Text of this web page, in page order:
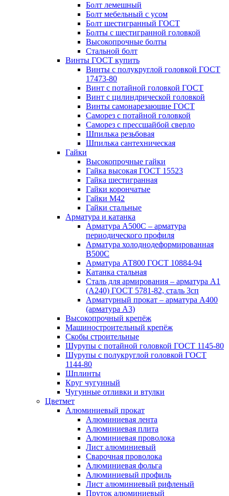
Болт лемешный
Болт мебельный с усом
Болт шестигранный ГОСТ
Болты с шестигранной головкой
Высокопрочные болты
Стальной болт
Винты ГОСТ купить
Винты с полукруглой головкой ГОСТ
17473-80
Винт с потайной головкой ГОСТ
Винт с цилиндрической головкой
Винты самонарезающие ГОСТ
Саморез с потайной головкой
Саморез с прессшайбой сверло
Шпилька резьбовая
Шпилька сантехническая
Гайки
Высокопрочные гайки
Гайка высокая ГОСТ 15523
Гайка шестигранная
Гайки корончатые
Гайки М42
Гайки стальные
Арматура и катанка
Арматура А500С – арматура
периодического профиля
Арматура холоднодеформированная
В500С
Арматура АТ800 ГОСТ 10884-94
Катанка стальная
Сталь для армирования – арматура А1
(А240) ГОСТ 5781-82, сталь 3сп
Арматурный прокат – арматура А400
(арматура А3)
Высокопрочный крепёж
Машиностроительный крепёж
Скобы строительные
Шурупы с потайной головкой ГОСТ 1145-80
Шурупы с полукруглой головкой ГОСТ
1144-80
Шплинты
Круг чугунный
Чугунные отливки и втулки
Цветмет
Алюминиевый прокат
Алюминиевая лента
Алюминиевая плита
Алюминиевая проволока
Лист алюминиевый
Сварочная проволока
Алюминиевая фольга
Алюминиевый профиль
Лист алюминиевый рифленый
Пруток алюминиевый